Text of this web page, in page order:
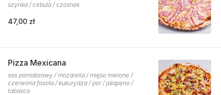
szynka / cebula / czosnek
47,00 zł
Pizza Mexicana
sos pomidorowy / mozarella / mięso mielone /
czerwona fasola / kukurydza / por / jalapeno /
tabasco